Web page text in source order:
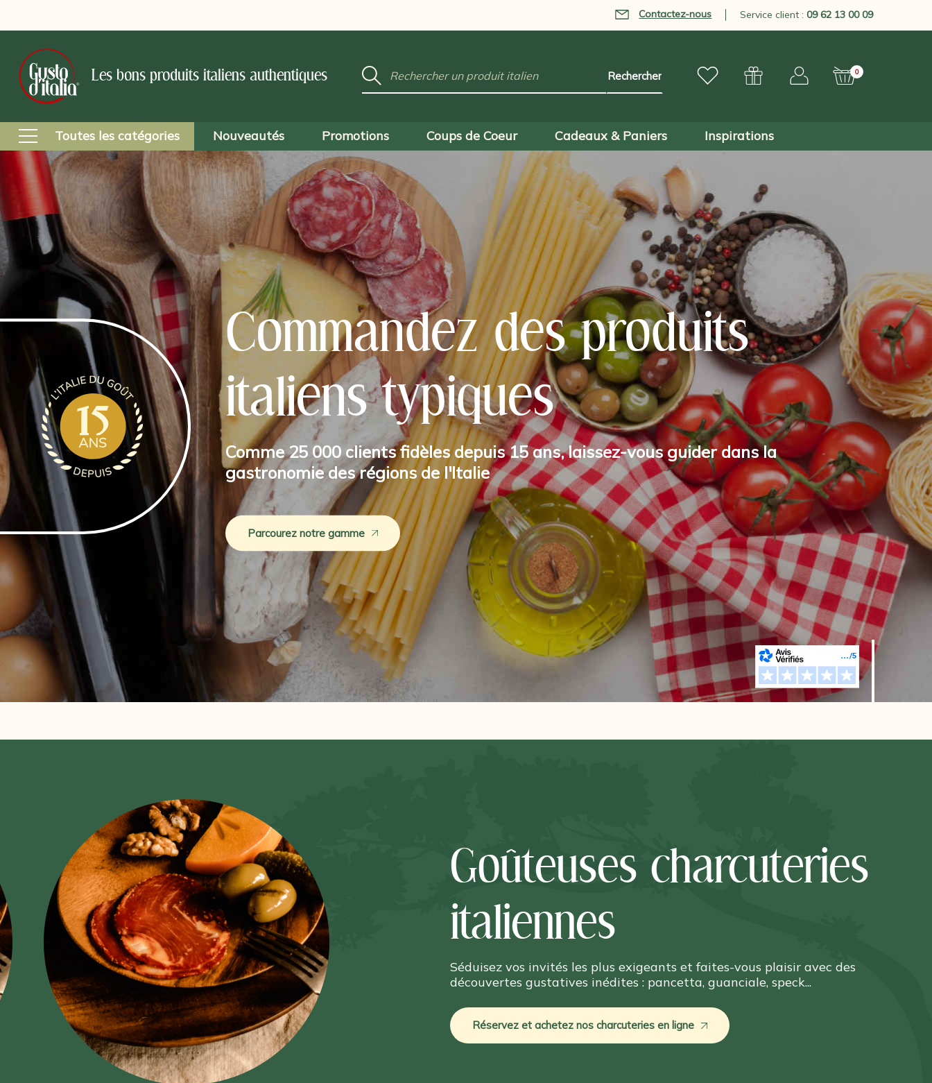
Contactez-nous Service client :09 62 13 00 09
Les bons produits italiens authentiques 0
Mot
clé
Toutes les catégories Nouveautés Promotions Coups de Coeur Cadeaux & Paniers Inspirations
Commandez des produits
italiens typiques
Comme 25 000 clients fidèles depuis 15 ans, laissez-vous guider dans la
gastronomie des régions de l'Italie
Parcourez notre gamme
Goûteuses charcuteries
italiennes
Séduisez vos invités les plus exigeants et faites-vous plaisir avec des
découvertes gustatives inédites : pancetta, guanciale, speck...
Réservez et achetez nos charcuteries en ligne